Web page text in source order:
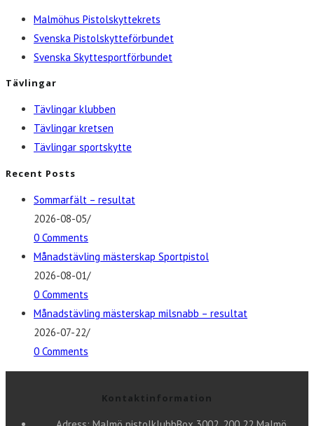
Malmöhus Pistolskyttekrets
Svenska Pistolskytteförbundet
Svenska Skyttesportförbundet
Tävlingar
Tävlingar klubben
Tävlingar kretsen
Tävlingar sportskytte
Recent Posts
Sommarfält – resultat
2026-08-05/
0 Comments
Månadstävling mästerskap Sportpistol
2026-08-01/
0 Comments
Månadstävling mästerskap milsnabb – resultat
2026-07-22/
0 Comments
Kontaktinformation